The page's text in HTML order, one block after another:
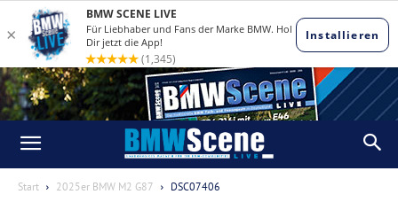
Start 2025er BMW M2 G87 DSC07406